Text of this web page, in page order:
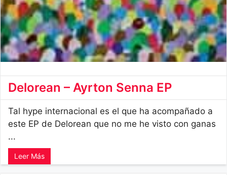
Delorean – Ayrton Senna EP
Tal hype internacional es el que ha acompañado a
este EP de Delorean que no me he visto con ganas
...
Leer Más